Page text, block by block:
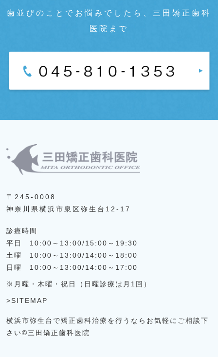
歯並びのことでお悩みでしたら、三田矯正歯科
医院まで
〒245-0008
神奈川県横浜市泉区弥生台12-17
診療時間
平日 10:00～13:00/15:00～19:30
土曜 10:00～13:00/14:00～18:00
日曜 10:00～13:00/14:00～17:00
※月曜・木曜・祝日（日曜診療は月1回）
>SITEMAP
横浜市弥生台で矯正歯科治療を行うならお気軽にご相談下
さい©三田矯正歯科医院